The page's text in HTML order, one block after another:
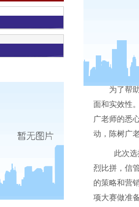
为了帮
面和实效性
广老师的悉
动，陈树广
此次选
烈比拼，信
的策略和营
项大赛做准